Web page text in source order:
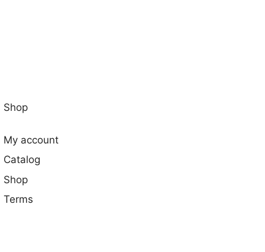
Shop
My account
Catalog
Shop
Terms